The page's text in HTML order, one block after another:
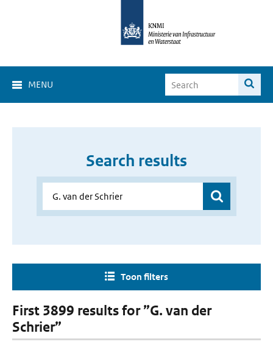
MENU
Search results
Toon filters
First 3899 results for ”G. van der
Schrier”